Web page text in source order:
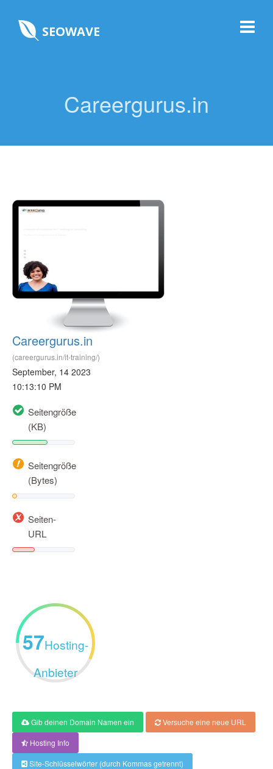
SEOWAVE
Careergurus.in
Careergurus.in
(careergurus.in/it-training/)
September, 14 2023
10:13:10 PM
Seitengröße
(KB)
Seitengröße
(Bytes)
Seiten-
URL
57Hosting-
Anbieter
Gib deinen Domain Namen ein
Versuche eine neue URL
Hosting Info
Site-Schlüsselwörter (durch Kommas getrennt)